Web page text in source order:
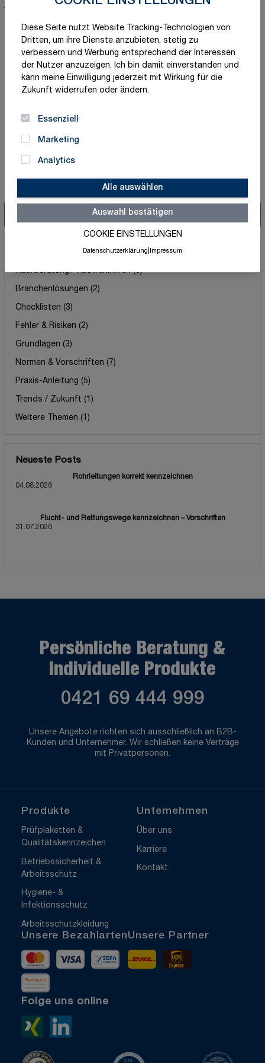
Diese Seite nutzt Website Tracking-Technologien von
Dritten, um ihre Dienste anzubieten, stetig zu
verbessern und Werbung entsprechend der Interessen
der Nutzer anzuzeigen. Ich bin damit einverstanden und
kann meine Einwilligung jederzeit mit Wirkung für die
Zukunft widerrufen oder ändern.
Essenziell
Marketing
Analytics
Alle auswählen
Auswahl bestätigen
COOKIE EINSTELLUNGEN
Datenschutzerklärung Impressum
Kennzeichnung, RFID, QR-Codes und
smarte Prüfplaketten die
Arbeitssicherheit im Unternehmen
künftig effizienter machen. Der Beitrag
zeigt praxisnah, warum klassische
Sicherheitszeichen weiterhin wichtig
Kaufberatung / Auswahlhilfen(3)
Branchenlösungen (2)
Checklisten (3)
Fehler & Risiken (2)
Grundlagen (3)
Normen & Vorschriften (7)
Praxis-Anleitung (5)
Trends / Zukunft (1)
Weitere Themen (1)
Neueste Posts
Rohrleitungen korrekt kennzeichnen
04.08.2026
Flucht- und Rettungswege kennzeichnen – Vorschriften
31.07.2026
Persönliche Beratung &
Individuelle Produkte
0421 69 444 999
Unsere Angebote richten sich ausschließlich an B2B-
Kunden und Unternehmer. Wir schließen keine Verträge
mit Privatpersonen.
Produkte
Prüfplaketten &
Qualitätskennzeichen
Betriebssicherheit &
Arbeitsschutz
Hygiene- &
Infektionsschutz
Arbeitsschutzkleidung
Unternehmen
Über uns
Karriere
Kontakt
Unsere Bezahlarten
MastercardVisa Vorkasse
Rechnung
Unsere Partner
DHL
Folge uns online
Xing>
ISO 9001 zertifiziert